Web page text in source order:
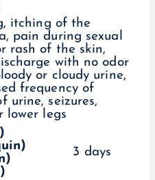
itching of the
pain during sexual
rash of the skin,
with no odor
or cloudy urine,
frequency of
urine, seizures,
lower legs
3 days